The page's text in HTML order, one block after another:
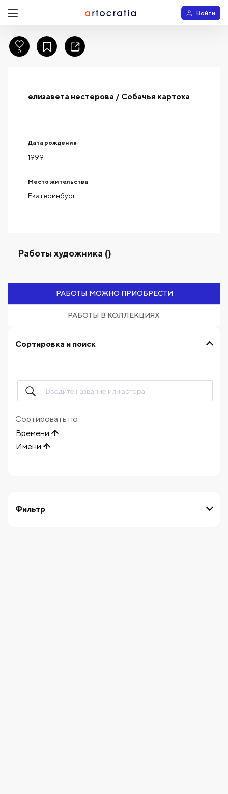
Войти
елизавета нестерова / Собачья картоха
Дата рождения
1999
Место жительства
Екатеринбург
Работы художника ()
РАБОТЫ МОЖНО ПРИОБРЕСТИ
РАБОТЫ В КОЛЛЕКЦИЯХ
Фильтр
Сортировка и поиск
Сортировать по
Времени
Имени
0